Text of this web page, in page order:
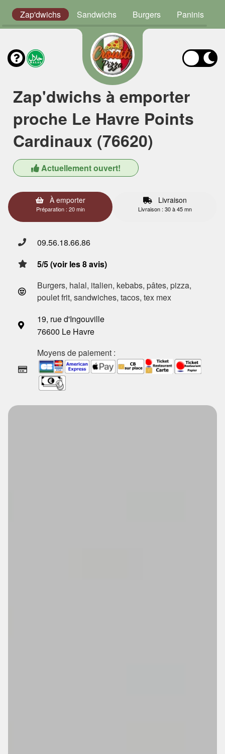
Zap'dwichs Sandwichs Burgers Paninis
Zap'dwichs à emporter
proche Le Havre Points
Cardinaux (76620)
Actuellement ouvert!
À emporter
Préparation : 20 min
Livraison
Livraison : 30 à 45 mn
09.56.18.66.86
5/5 (voir les 8 avis)
Burgers, halal, italien, kebabs, pâtes, pizza,
poulet frit, sandwiches, tacos, tex mex
19, rue d'Ingouville
76600 Le Havre
Moyens de paiement :